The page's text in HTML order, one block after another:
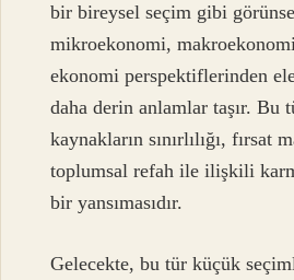
bir bireysel seçim gibi
mikroekonomi,
ekonomi perspektiflerinden ele
daha derin anlamlar taşır. Bu
kaynakların sınırlılığı, fırsat
toplumsal refah ile ilişkili
bir yansımasıdır.
Gelecekte, bu tür küçük